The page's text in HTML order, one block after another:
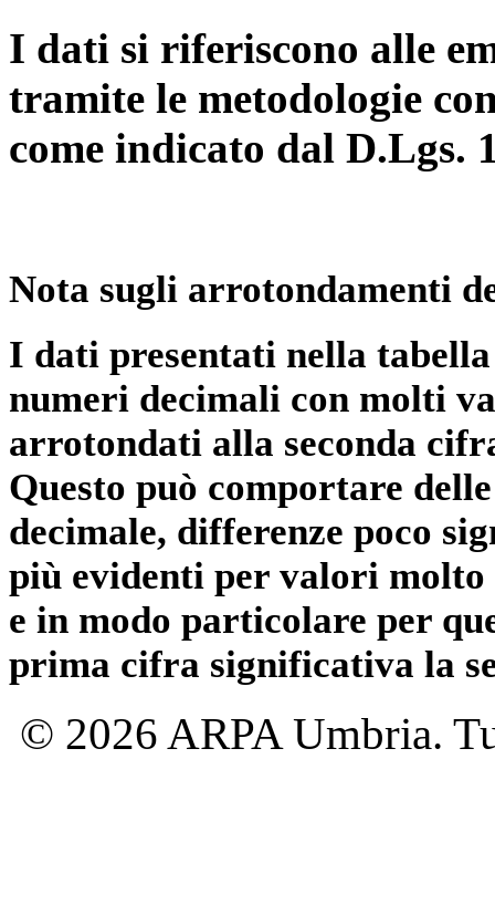
I dati si riferiscono alle
tramite le metodologie
come indicato dal D.Lgs.
Nota sugli arrotondamenti
I dati presentati nella
numeri decimali con molti
arrotondati alla seconda
Questo può comportare
decimale, differenze poco
più evidenti per valori
e in modo particolare per
prima cifra significativa la
© 2026 ARPA Umbria.